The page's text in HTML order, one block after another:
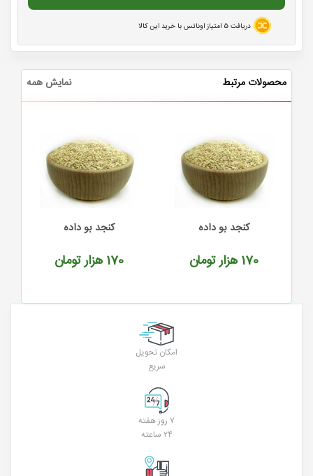
دریافت5 امتیاز اوناتس با خرید این کالا
محصولات مرتبط نمایش همه
کنجد بو داده
170 هزار تومان
کنجد بو داده
170 هزار تومان
امکان تحویل
سریع
۷ روز هفته
۲۴ ساعته